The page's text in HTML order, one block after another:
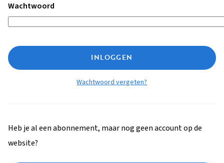
Wachtwoord
INLOGGEN
Wachtwoord vergeten?
Heb je al een abonnement, maar nog geen account op de
website?